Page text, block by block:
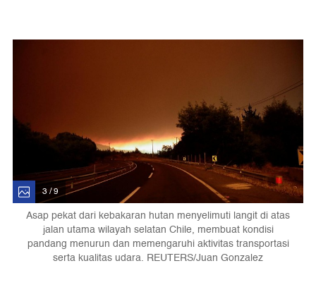
3 / 9
Asap pekat dari kebakaran hutan menyelimuti langit di atas
jalan utama wilayah selatan Chile, membuat kondisi
pandang menurun dan memengaruhi aktivitas transportasi
serta kualitas udara. REUTERS/Juan Gonzalez